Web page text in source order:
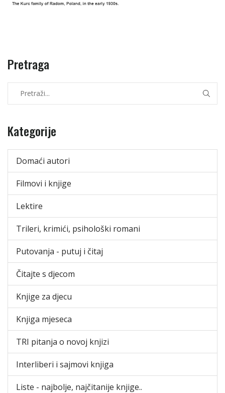
Pretraga
Kategorije
Domaći autori
Filmovi i knjige
Lektire
Trileri, krimići, psihološki romani
Putovanja - putuj i čitaj
Čitajte s djecom
Knjige za djecu
Knjiga mjeseca
TRI pitanja o novoj knjizi
Interliberi i sajmovi knjiga
Liste - najbolje, najčitanije knjige..